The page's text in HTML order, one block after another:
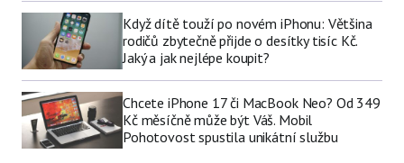
Když dítě touží po novém iPhonu: Většina
rodičů zbytečně přijde o desítky tisíc Kč.
Jaký a jak nejlépe koupit?
Chcete iPhone 17 či MacBook Neo? Od 349
Kč měsíčně může být Váš. Mobil
Pohotovost spustila unikátní službu